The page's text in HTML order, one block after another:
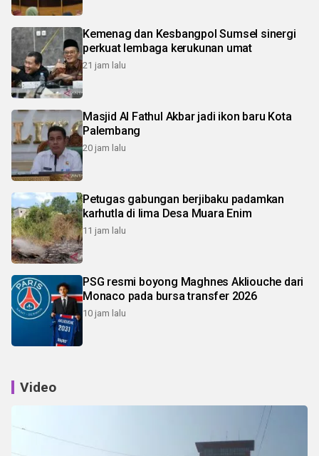
Kemenag dan Kesbangpol Sumsel sinergi
perkuat lembaga kerukunan umat
21 jam lalu
Masjid Al Fathul Akbar jadi ikon baru Kota
Palembang
20 jam lalu
Petugas gabungan berjibaku padamkan
karhutla di lima Desa Muara Enim
11 jam lalu
PSG resmi boyong Maghnes Akliouche dari
Monaco pada bursa transfer 2026
10 jam lalu
Video